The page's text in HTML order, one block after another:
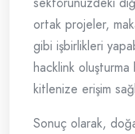
ortak projeler,
gibi işbirlikleri
hacklink
kitlenize erişim
Sonuç olarak,